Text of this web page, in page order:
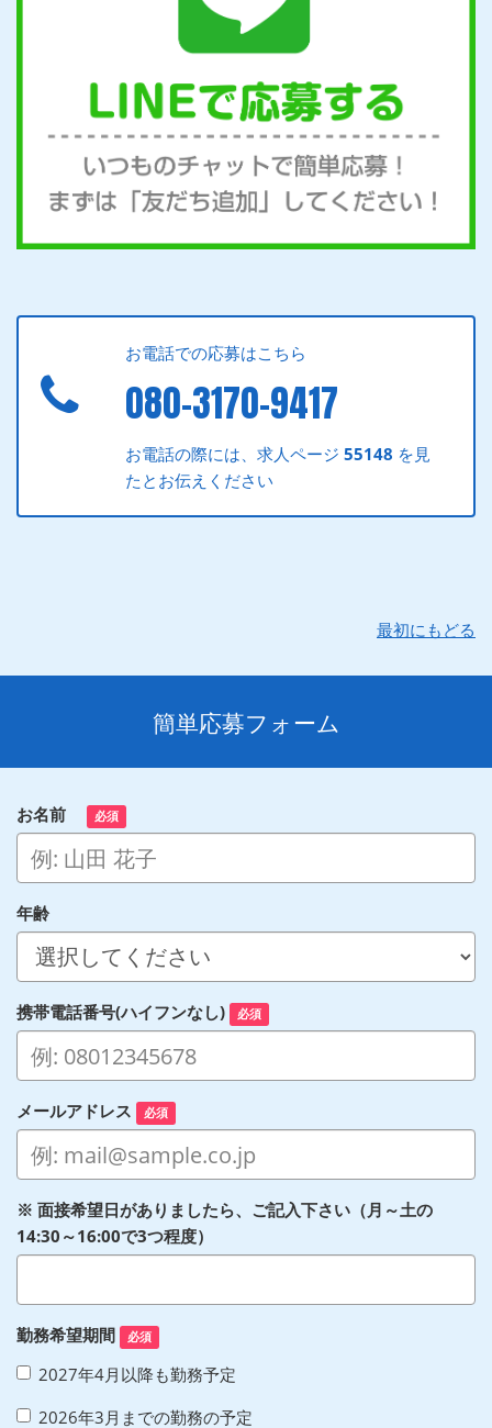
お電話での応募はこちら
080-3170-9417
お電話の際には、求人ページ55148 を見
たとお伝えください
最初にもどる
簡単応募フォーム
お名前 必須
年齢
携帯電話番号(ハイフンなし) 必須
メールアドレス 必須
※ 面接希望日がありましたら、ご記入下さい（月～土の
14:30～16:00で3つ程度）
勤務希望期間 必須
2027年4月以降も勤務予定
2026年3月までの勤務の予定